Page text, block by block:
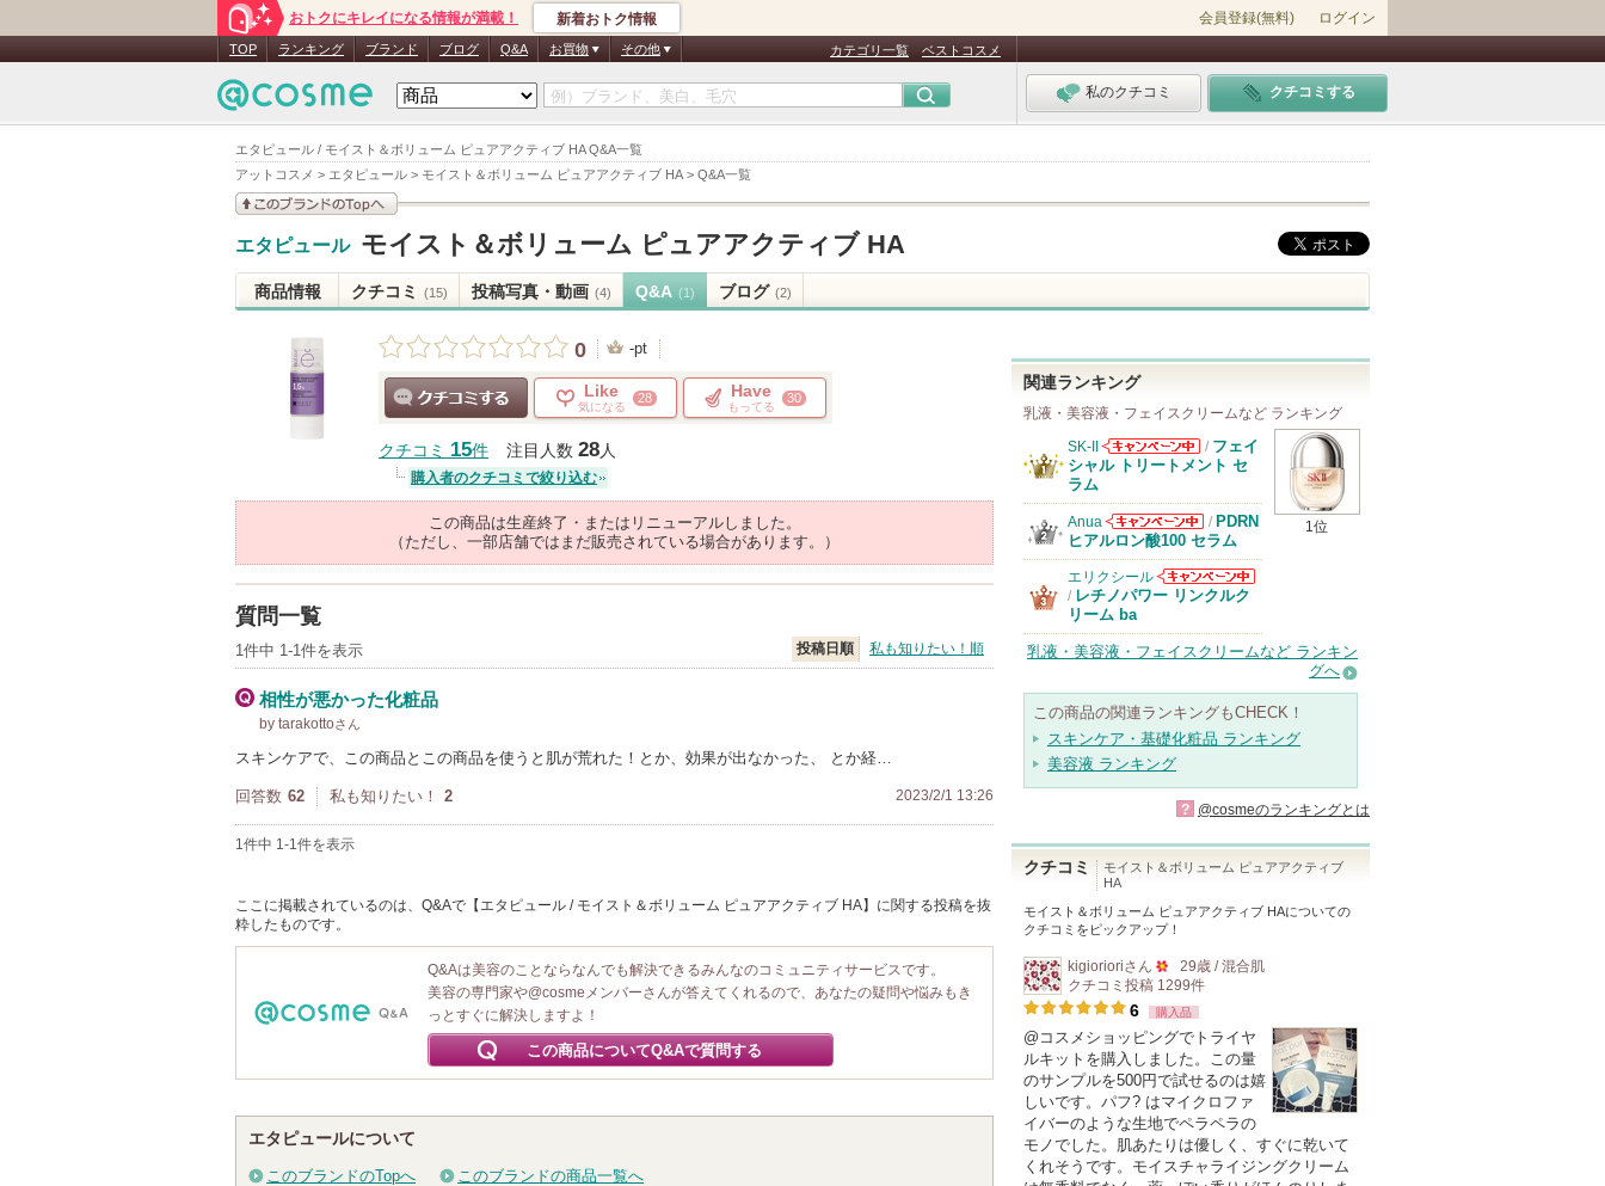
エタピュール / モイスト＆ボリューム ピュアアクティブ HA Q&A一覧
アットコスメ > エタピュール > モイスト＆ボリューム ピュアアクティブ HA > Q&A一覧
おトクにキレイになる情報が満載！ 新着おトク情報 会員登録(無料) ログイン
TOP ランキング ブランド ブログ Q&A お買物 その他 カテゴリ一覧 ベストコスメ
私のクチコミ クチコミする
このブランドの情報を
見る
エタピュール モイスト＆ボリューム ピュアアクティブ HA
商品情報 クチコミ (15) 投稿写真・動画 (4) Q&A (1) ブログ (2)
0 -pt
Like
気になる
28 Have
もってる
30
クチコミ 15件 注目人数 28人
購入者のクチコミで絞り込む
この商品は生産終了・またはリニューアルしました。
（ただし、一部店舗ではまだ販売されている場合があります。）
質問一覧
1件中 1-1件を表示 投稿日順 私も知りたい！順
相性が悪かった化粧品
by tarakottoさん
スキンケアで、この商品とこの商品を使うと肌が荒れた！とか、効果が出なかった、 とか経…
回答数 62 私も知りたい！ 2 2023/2/1 13:26
1件中 1-1件を表示
ここに掲載されているのは、Q&Aで【エタピュール / モイスト＆ボリューム ピュアアクティブ HA】に関する投稿を抜
粋したものです。
Q&Aは美容のことならなんでも解決できるみんなのコミュニティサービスです。
美容の専門家や@cosmeメンバーさんが答えてくれるので、あなたの疑問や悩みもき
っとすぐに解決しますよ！
この商品についてQ&Aで質問する
エタピュールについて
このブランドのTopへ このブランドの商品一覧へ
関連ランキング
乳液・美容液・フェイスクリームなど ランキング
1位
SK-II
SK-IIからのお
/ フェイ
シャル トリートメント セ
ラム
Anua
Anuaからのお
知らせがありま
す
/ PDRN
ヒアルロン酸100 セラム
エリクシール
エリクシールか
/ レチノパワー リンクルク
リーム ba
乳液・美容液・フェイスクリームなど ランキン
グへ
この商品の関連ランキングもCHECK！
スキンケア・基礎化粧品 ランキング
美容液 ランキング
? @cosmeのランキングとは
クチコミ
モイスト＆ボリューム ピュアアクティブ
HA
モイスト＆ボリューム ピュアアクティブ HAについての
クチコミをピックアップ！
kigiorioriさん
50
人
以
上
の
メ
ン
29歳 / 混合肌
クチコミ投稿 1299件
6 購入品
@コスメショッピングでトライヤ
ルキットを購入しました。この量
のサンプルを500円で試せるのは嬉
しいです。パフ? はマイクロファ
イバーのような生地でペラペラの
モノでした。肌あたりは優しく、すぐに乾いて
くれそうです。モイスチャライジングクリーム